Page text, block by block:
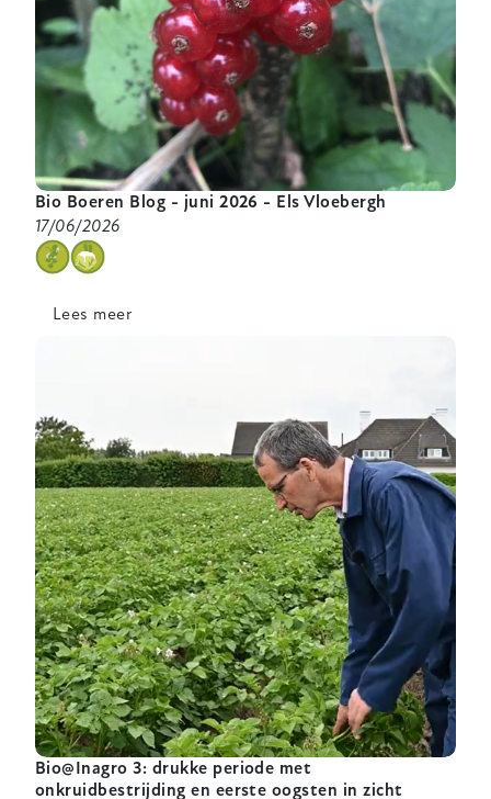
Bio Boeren Blog - juni 2026 - Els Vloebergh
17/06/2026
categorie
Lees meer
juni
2026
-
Els
Vloebergh
Bio@Inagro 3: drukke periode met
onkruidbestrijding en eerste oogsten in zicht